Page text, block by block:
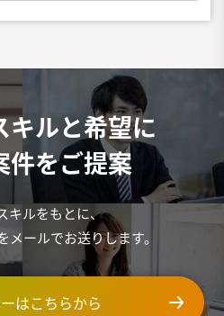
キルと希望に
件をご提案
キルをもとに、
ールでお送りします。
はこちらから